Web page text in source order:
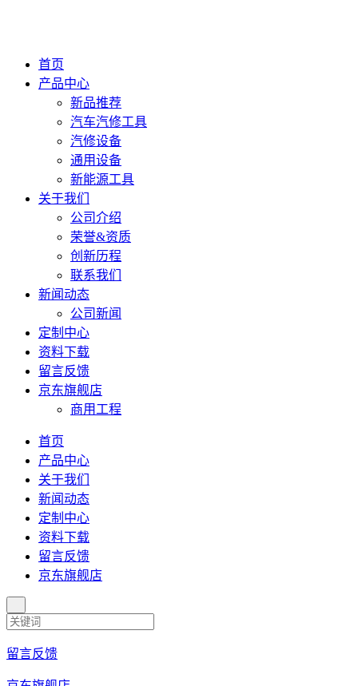
首页
产品中心
新品推荐
汽车汽修工具
汽修设备
通用设备
新能源工具
关于我们
公司介绍
荣誉&资质
创新历程
联系我们
新闻动态
公司新闻
定制中心
资料下载
留言反馈
京东旗舰店
商用工程
首页
产品中心
关于我们
新闻动态
定制中心
资料下载
留言反馈
京东旗舰店
留言反馈